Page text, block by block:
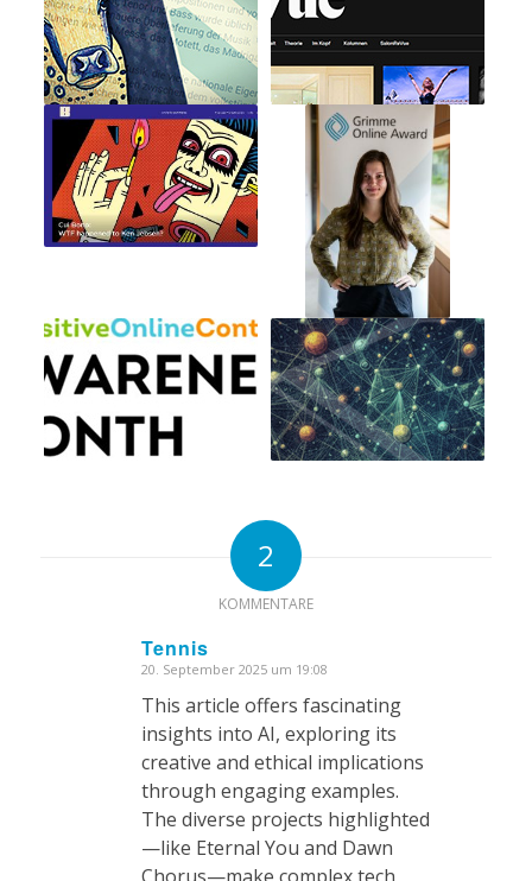
2
KOMMENTARE
Tennis
sagte:
20. September 2025 um 19:08
This article offers fascinating
insights into AI, exploring its
creative and ethical implications
through engaging examples.
The diverse projects highlighted
—like Eternal You and Dawn